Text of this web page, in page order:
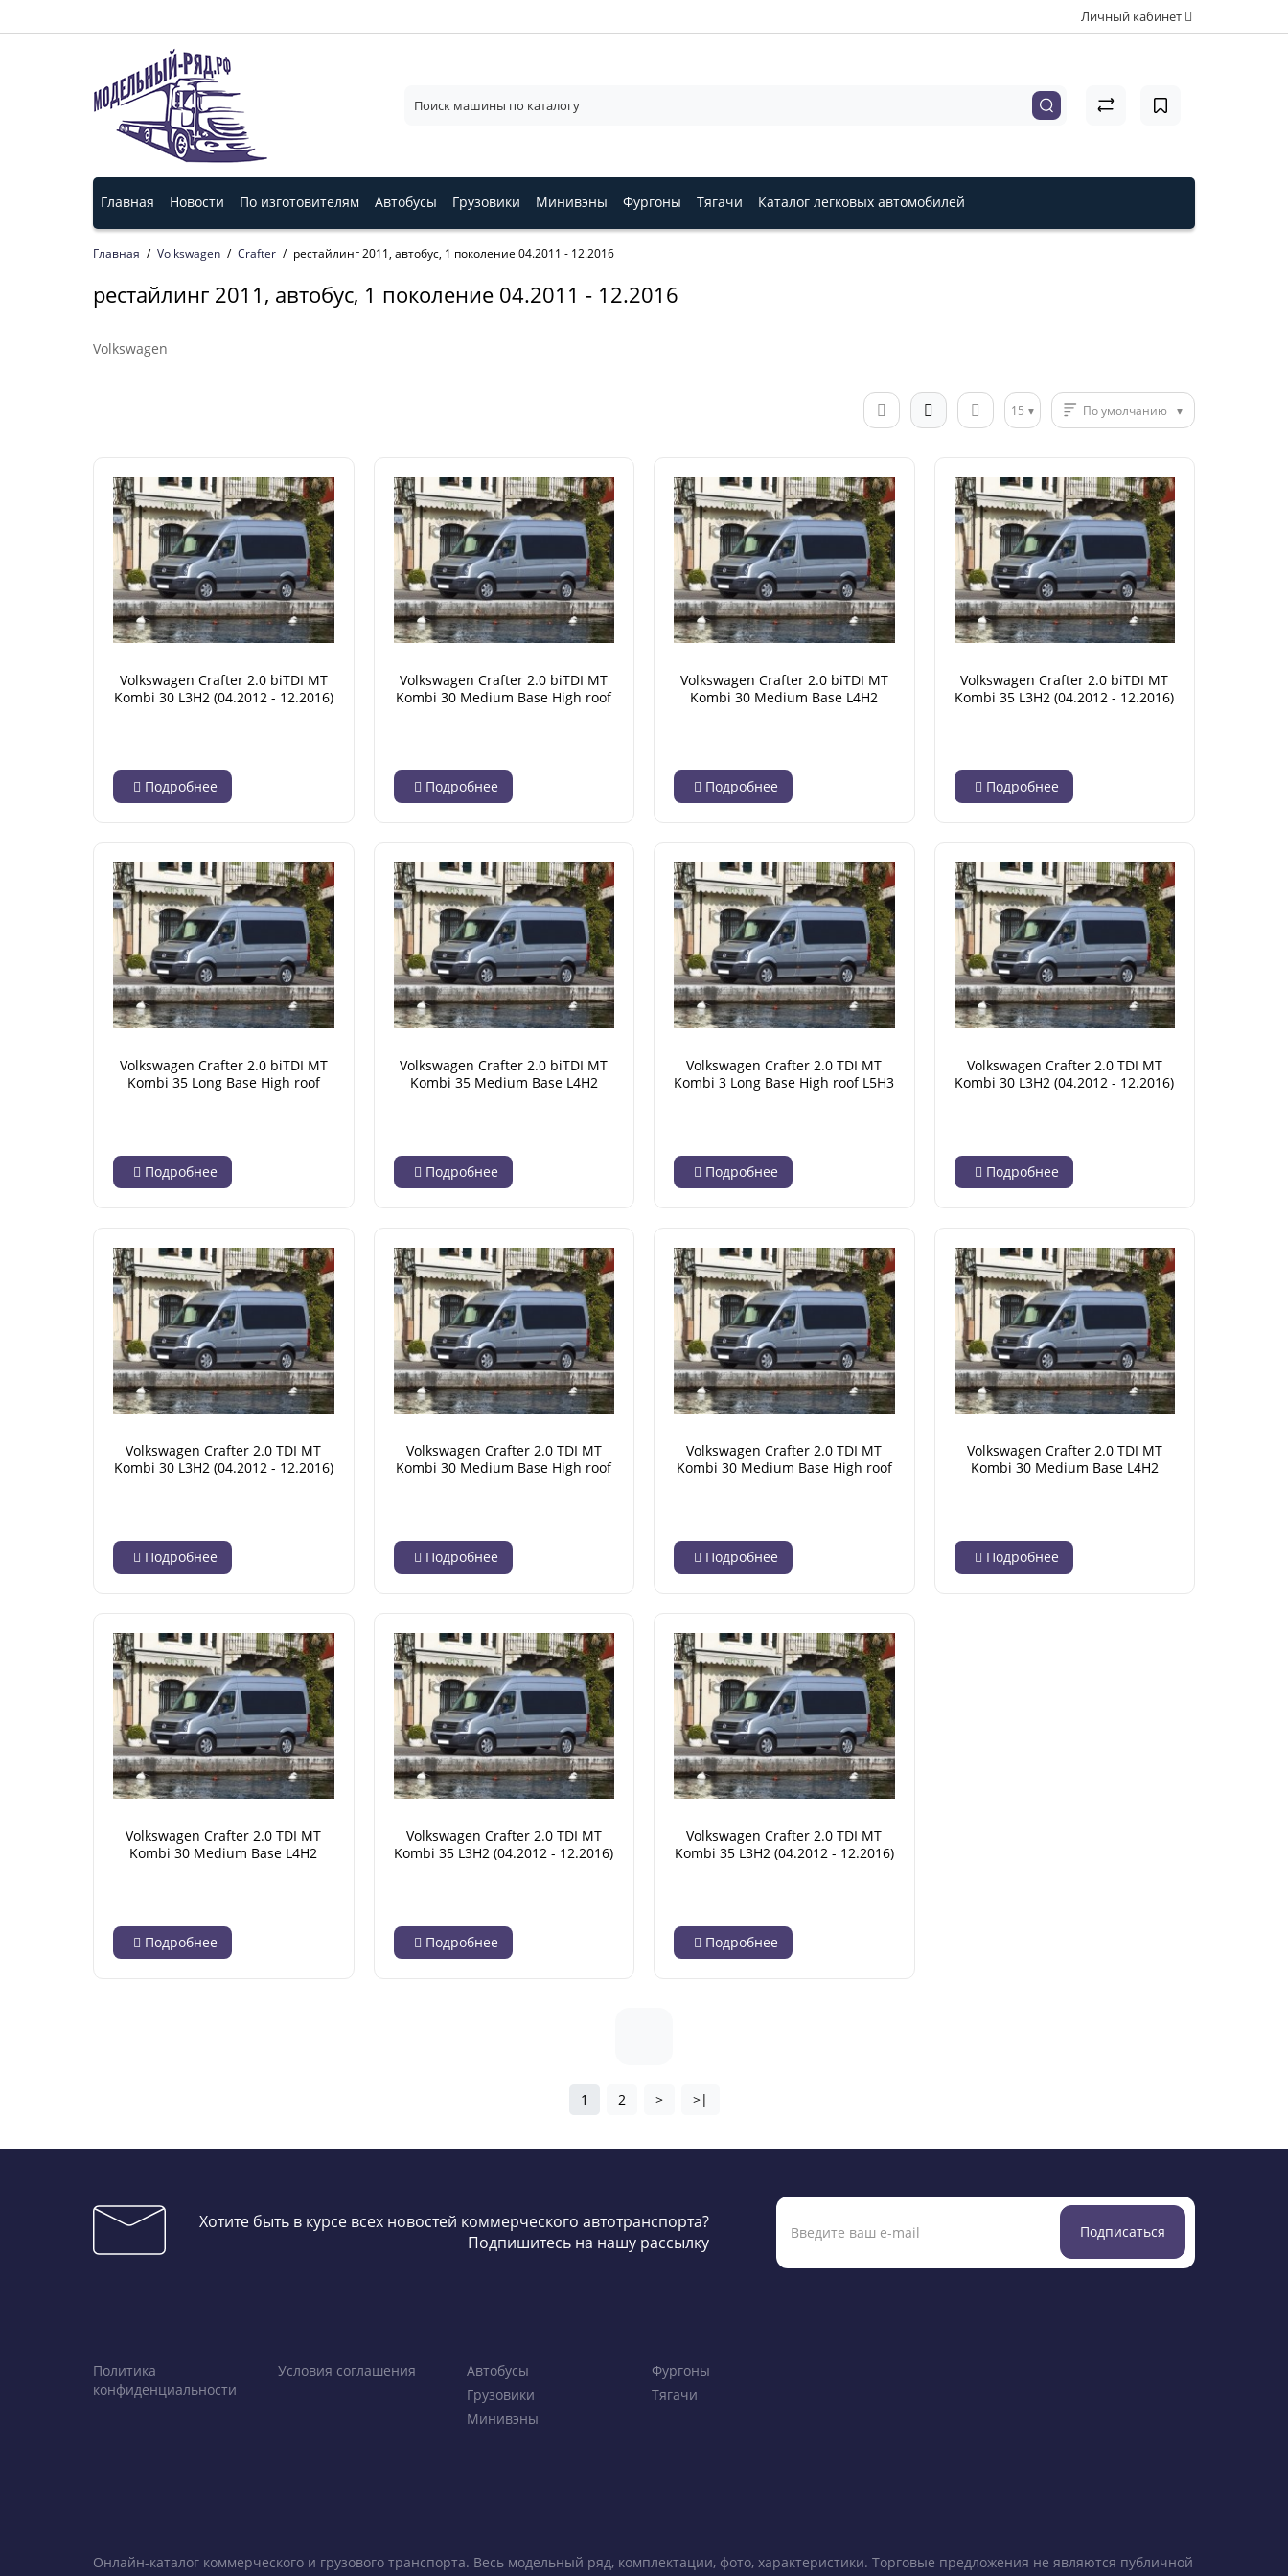
Личный кабинет
Главная Новости По изготовителям Автобусы Грузовики Минивэны Фургоны Тягачи Каталог легковых автомобилей
Главная Volkswagen Crafter рестайлинг 2011, автобус, 1 поколение 04.2011 - 12.2016
рестайлинг 2011, автобус, 1 поколение 04.2011 - 12.2016
Volkswagen
15 По умолчанию
Volkswagen Crafter 2.0 biTDI MT
Kombi 30 L3H2 (04.2012 - 12.2016)
Подробнее
Volkswagen Crafter 2.0 biTDI MT
Kombi 30 Medium Base High roof
Подробнее
Volkswagen Crafter 2.0 biTDI MT
Kombi 30 Medium Base L4H2
Подробнее
Volkswagen Crafter 2.0 biTDI MT
Kombi 35 L3H2 (04.2012 - 12.2016)
Подробнее
Volkswagen Crafter 2.0 biTDI MT
Kombi 35 Long Base High roof
Подробнее
Volkswagen Crafter 2.0 biTDI MT
Kombi 35 Medium Base L4H2
Подробнее
Volkswagen Crafter 2.0 TDI MT
Kombi 3 Long Base High roof L5H3
Подробнее
Volkswagen Crafter 2.0 TDI MT
Kombi 30 L3H2 (04.2012 - 12.2016)
Подробнее
Volkswagen Crafter 2.0 TDI MT
Kombi 30 L3H2 (04.2012 - 12.2016)
Подробнее
Volkswagen Crafter 2.0 TDI MT
Kombi 30 Medium Base High roof
Подробнее
Volkswagen Crafter 2.0 TDI MT
Kombi 30 Medium Base High roof
Подробнее
Volkswagen Crafter 2.0 TDI MT
Kombi 30 Medium Base L4H2
Подробнее
Volkswagen Crafter 2.0 TDI MT
Kombi 30 Medium Base L4H2
Подробнее
Volkswagen Crafter 2.0 TDI MT
Kombi 35 L3H2 (04.2012 - 12.2016)
Подробнее
Volkswagen Crafter 2.0 TDI MT
Kombi 35 L3H2 (04.2012 - 12.2016)
Подробнее
1 2 > >|
Хотите быть в курсе всех новостей коммерческого автотранспорта?
Подпишитесь на нашу рассылку
Подписаться
Политика
конфиденциальности
Условия соглашения
Автобусы
Грузовики
Минивэны
Фургоны
Тягачи
Онлайн-каталог коммерческого и грузового транспорта. Весь модельный ряд, комплектации, фото, характеристики. Торговые предложения не являются публичной